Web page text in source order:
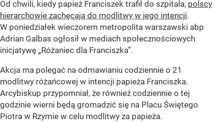
Od chwili, kiedy papież Franciszek trafił do szpitala, polscy
hierarchowie zachęcają do modlitwy w jego intencji.
W poniedziałek wieczorem metropolita warszawski abp
Adrian Galbas ogłosił w mediach społecznościowych
inicjatywę „Różaniec dla Franciszka”.
Akcja ma polegać na odmawianiu codziennie o 21
modlitwy różańcowej w intencji papieża Franciszka.
Arcybiskup przypomniał, że również codziennie o tej
godzinie wierni będą gromadzić się na Placu Świętego
Piotra w Rzymie w celu modlitwy za papieża.